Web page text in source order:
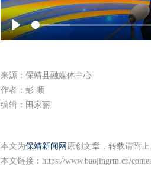
Play
来源：保靖县融媒体中心
作者：彭 顺
编辑：田家丽
本文为保靖新闻网 原创文章，转载请附
本文链接： https://www.baojingrm.cn/